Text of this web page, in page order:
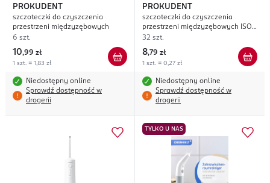
PROKUDENT
szczoteczki do czyszczenia
przestrzeni międzyzębowych
6 szt.
10,99 zł
1 szt. = 1,83 zł
Niedostępny online
Sprawdź dostępność w
drogerii
PROKUDENT
szczoteczki do czyszczenia
przestrzeni międzyzębowych ISO
4; 3,5 mm
32 szt.
8,79 zł
1 szt. = 0,27 zł
Niedostępny online
Sprawdź dostępność w
drogerii
TYLKO U NAS